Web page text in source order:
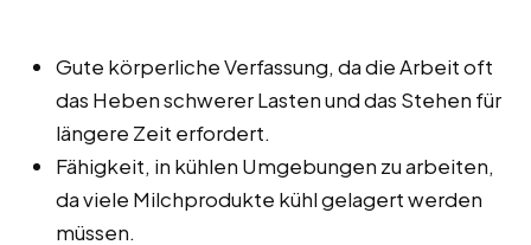
Gute körperliche Verfassung, da die Arbeit oft
das Heben schwerer Lasten und das Stehen für
längere Zeit erfordert.
Fähigkeit, in kühlen Umgebungen zu arbeiten,
da viele Milchprodukte kühl gelagert werden
müssen.